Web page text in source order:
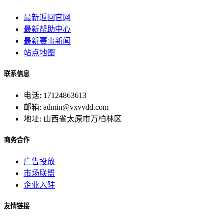
最新返回官网
最新帮助中心
最新赛事新闻
站点地图
联系信息
电话: 17124863613
邮箱: admin@vxvvdd.com
地址: 山西省太原市万柏林区
商务合作
广告投放
市场联盟
企业入驻
友情链接